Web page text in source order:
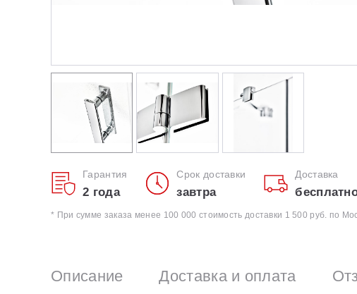
Гарантия
2 года
Срок доставки
завтра
Доставка
* При сумме заказа менее 100 000 стоимость доставки 1 500 руб. по
Описание Доставка и оплата